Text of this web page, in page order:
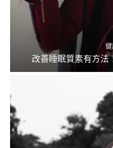
改善睡眠質素有方法